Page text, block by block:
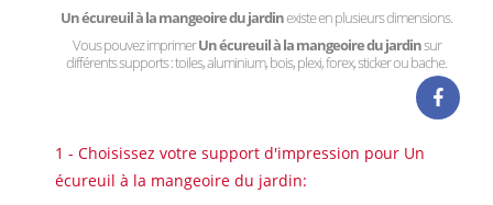
Un écureuil à la mangeoire du jardinexiste en plusieurs dimensions.
Vous pouvez imprimerUn écureuil à la mangeoire du jardinsur
différents supports : toiles, aluminium, bois, plexi, forex, sticker ou bache.
1 - Choisissez votre support d'impression pour Un
écureuil à la mangeoire du jardin: